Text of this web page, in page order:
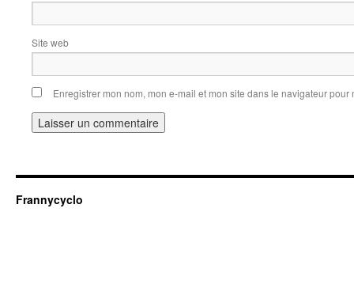
Site web
Enregistrer mon nom, mon e-mail et mon site dans le navigateur
Frannycyclo